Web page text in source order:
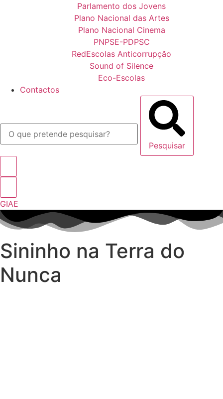
Parlamento dos Jovens
Plano Nacional das Artes
Plano Nacional Cinema
PNPSE-PDPSC
RedEscolas Anticorrupção
Sound of Silence
Eco-Escolas
Contactos
Pesquisar
GIAE
Sininho na Terra do
Nunca